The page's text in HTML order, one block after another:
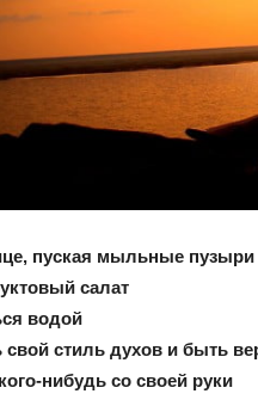
пуская мыльные пузыри
салат
водой
свой стиль духов и быть
нибудь со своей руки